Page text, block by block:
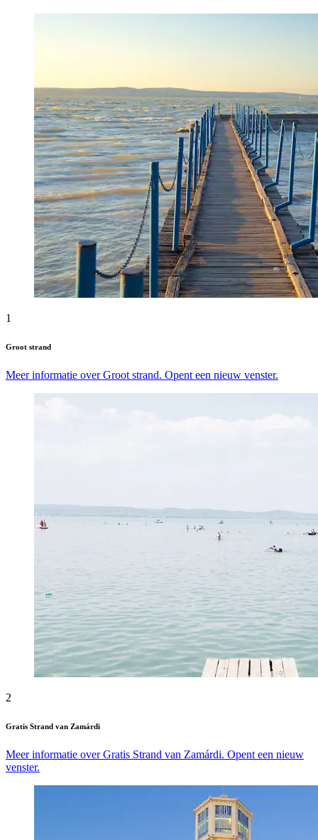
1
Groot strand
Meer informatie over Groot strand. Opent een nieuw venster.
2
Gratis Strand van Zamárdi
Meer informatie over Gratis Strand van Zamárdi. Opent een nieuw
venster.